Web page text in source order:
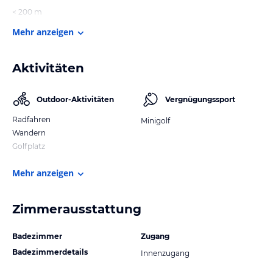
< 200 m
Mehr anzeigen
Aktivitäten
Outdoor-Aktivitäten
Radfahren
Wandern
Golfplatz
Vergnügungssport
Minigolf
Mehr anzeigen
Zimmerausstattung
Badezimmer
Badezimmerdetails
Zugang
Innenzugang